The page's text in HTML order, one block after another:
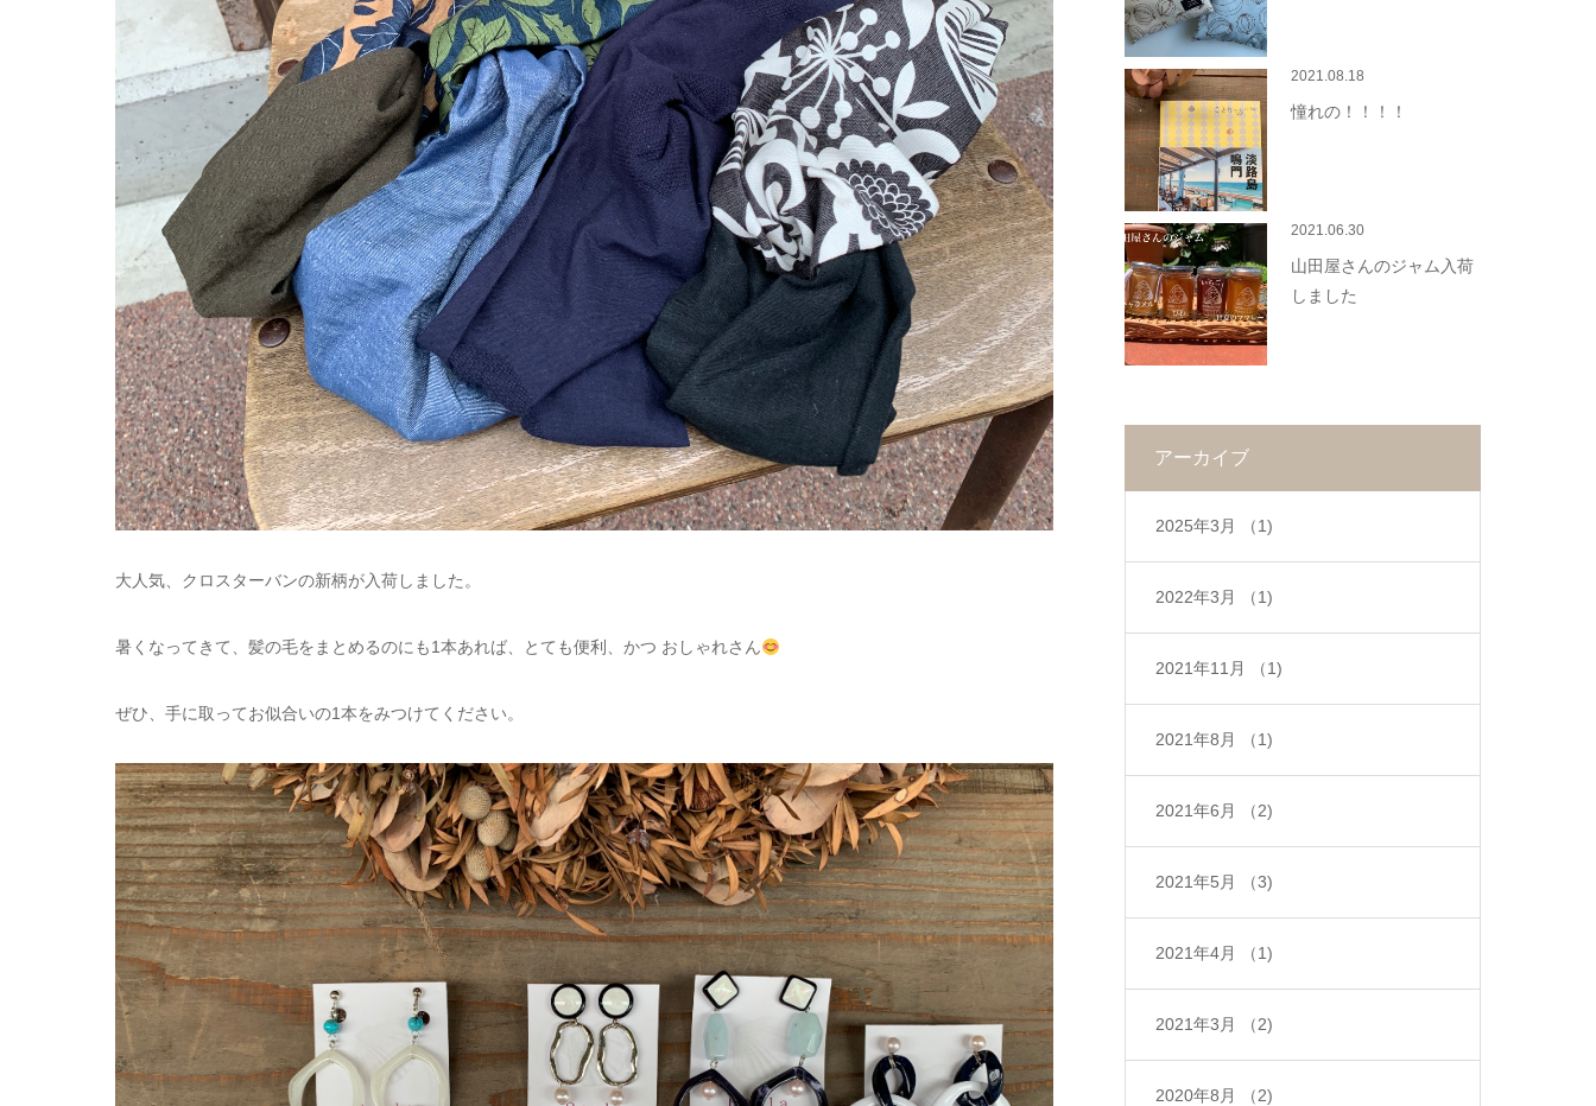
大人気、クロスターバンの新柄が入荷しました。
暑くなってきて、髪の毛をまとめるのにも1本あれば、とても便利、かつ おしゃれさん
ぜひ、手に取ってお似合いの1本をみつけてください。
2021.08.18
憧れの！！！！
2021.06.30
山田屋さんのジャム入荷
しました
アーカイブ
2025年3月 （1)
2022年3月 （1)
2021年11月 （1)
2021年8月 （1)
2021年6月 （2)
2021年5月 （3)
2021年4月 （1)
2021年3月 （2)
2020年8月 （2)